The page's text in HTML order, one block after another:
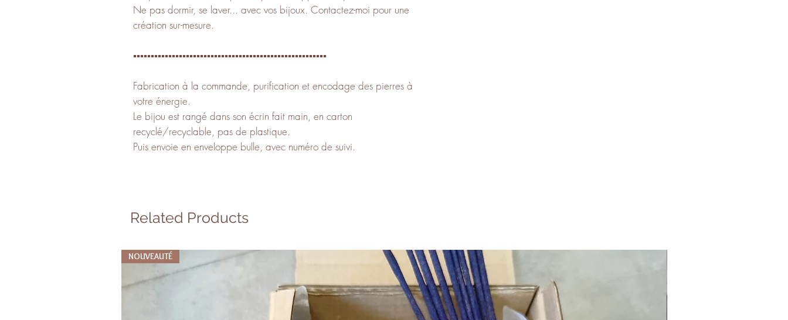
Ne pas dormir, se laver... avec vos bijoux. Contactez-moi pour une
création sur-mesure.
▪️▪️▪️▪️▪️▪️▪️▪️▪️▪️▪️▪️▪️▪️▪️▪️▪️▪️▪️▪️▪️▪️▪️▪️▪️▪️▪️▪️▪️▪️▪️▪️▪️▪️▪️▪️▪️▪️▪️▪️▪️▪️▪️▪️▪️▪️▪️▪️▪️▪️▪️▪️▪️▪️▪️
Fabrication à la commande, purification et encodage des pierres à
votre énergie.
Le bijou est rangé dans son écrin fait main, en carton
recyclé/recyclable, pas de plastique.
Puis envoie en enveloppe bulle, avec numéro de suivi.
Related Products
NOUVEAUTÉ